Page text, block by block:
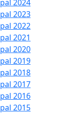
2024
2023
2022
2021
2020
2019
2018
2017
2016
2015